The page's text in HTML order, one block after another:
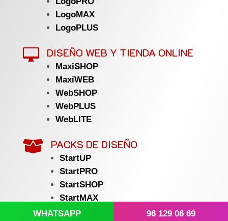
LogoMAX
LogoPLUS
 DISEÑO WEB Y TIENDA ONLINE
MaxiSHOP
MaxiWEB
WebSHOP
WebPLUS
WebLITE
 PACKS DE DISEÑO
StartUP
StartPRO
StartSHOP
StartMAX
StartPLUS
WHATSAPP 96 129 06 69